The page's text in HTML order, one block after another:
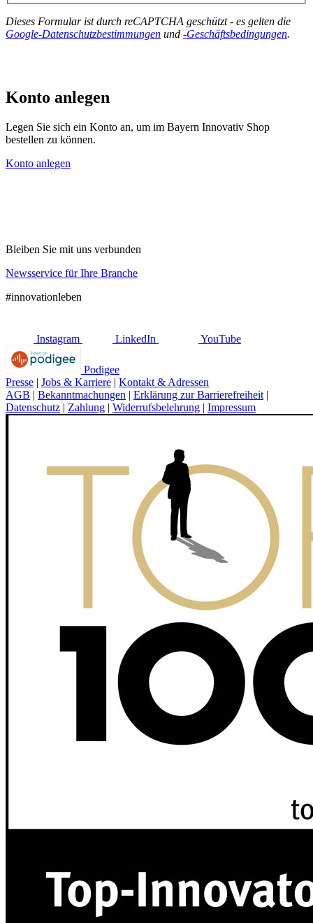
Dieses Formular ist durch reCAPTCHA geschützt - es gelten die
Google-Datenschutzbestimmungen und -Geschäftsbedingungen.
Konto anlegen
Legen Sie sich ein Konto an, um im Bayern Innovativ Shop
bestellen zu können.
Konto anlegen
Bleiben Sie mit uns verbunden
Newsservice für Ihre Branche
#innovationleben
Instagram LinkedIn YouTube
Podigee
Presse | Jobs & Karriere | Kontakt & Adressen
AGB | Bekanntmachungen | Erklärung zur Barrierefreiheit |
Datenschutz | Zahlung | Widerrufsbelehrung | Impressum